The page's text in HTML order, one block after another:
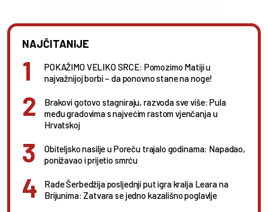
NAJČITANIJE
POKAŽIMO VELIKO SRCE: Pomozimo Matiji u
najvažnijoj borbi – da ponovno stane na noge!
Brakovi gotovo stagniraju, razvoda sve više: Pula
među gradovima s najvećim rastom vjenčanja u
Hrvatskoj
Obiteljsko nasilje u Poreču trajalo godinama: Napadao,
ponižavao i prijetio smrću
Rade Šerbedžija posljednji put igra kralja Leara na
Brijunima: Zatvara se jedno kazališno poglavlje